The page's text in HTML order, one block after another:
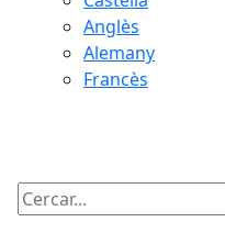
Anglès
Alemany
Francès
Cercar: